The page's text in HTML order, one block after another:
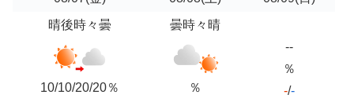
晴後時々曇
10/10/20/20％
曇時々晴
％
--
％
-/-